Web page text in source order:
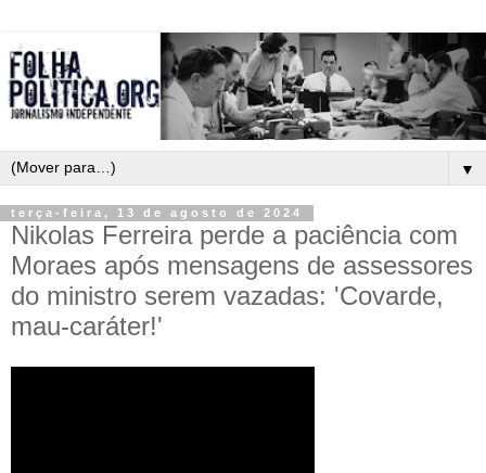
▼
terça-feira, 13 de agosto de 2024
Nikolas Ferreira perde a paciência com
Moraes após mensagens de assessores
do ministro serem vazadas: 'Covarde,
mau-caráter!'